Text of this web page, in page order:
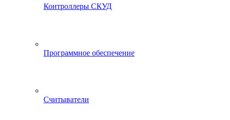
Контроллеры СКУД
Программное обеспечение
Считыватели